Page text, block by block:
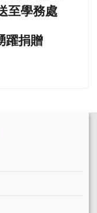
至學務處
躍捐贈